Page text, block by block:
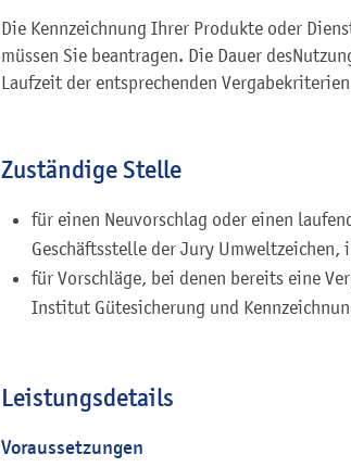
Die Kennzeichnung Ihrer Produkte oder
müssen Sie beantragen. Die Dauer
Laufzeit der entsprechenden
Zuständige Stelle
für einen Neuvorschlag oder einen
Geschäftsstelle der Jury Umweltzeichen,
für Vorschläge, bei denen bereits eine
Institut Gütesicherung und
Leistungsdetails
Voraussetzungen